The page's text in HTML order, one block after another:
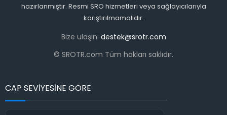
hazırlanmıştır. Resmi SRO hizmetleri veya sağlayıcılarıyla
karıştırılmamalıdır.
Bize ulaşın: destek@srotr.com
© SROTR.com Tüm hakları saklıdır.
CAP SEVİYESİNE GÖRE